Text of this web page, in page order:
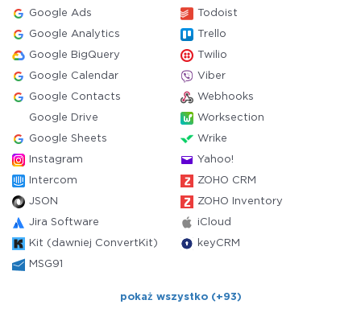
Google Ads Todoist
Google Analytics Trello
Google BigQuery Twilio
Google Calendar Viber
Google Contacts Webhooks
Google Drive Worksection
Google Sheets Wrike
Instagram Yahoo!
Intercom ZOHO CRM
JSON ZOHO Inventory
Jira Software iCloud
Kit (dawniej ConvertKit) keyCRM
MSG91
pokaż wszystko (+93)